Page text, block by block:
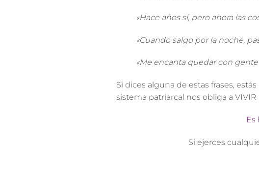
«Hace años sí, pero ahora las
«Cuando salgo por la noche,
«Me encanta quedar con
Si dices alguna de estas frases,
sistema patriarcal nos obliga a VIVIR
Si ejerces